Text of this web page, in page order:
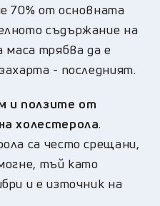
70% от основната
съдържание на
маса трябва да е
- последният.
и ползите от
холестерола.
са често срещани,
тъй като
и е източник на